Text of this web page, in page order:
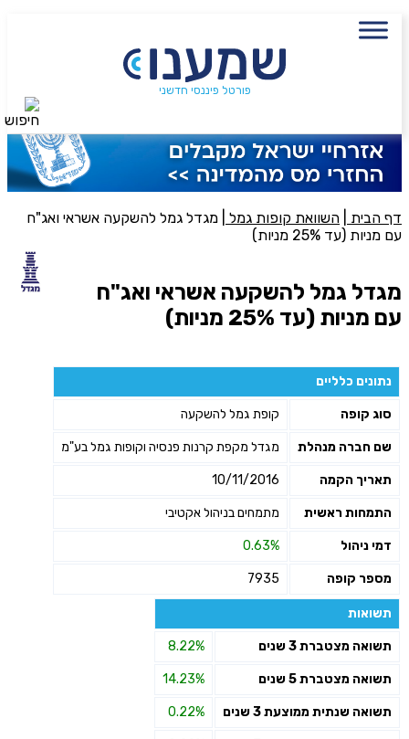
פורטל פיננסי חדשני
דף הבית השוואת קופות גמל
מגדל גמל להשקעה אשראי ואג"ח
עם מניות (עד 25% מניות)
מגדל גמל להשקעה אשראי ואג"ח
עם מניות (עד 25% מניות)
נתונים כלליים
סוג קופה קופת גמל להשקעה
שם חברה מנהלת מגדל מקפת קרנות פנסיה וקופות גמל בע"מ
תאריך הקמה 10/11/2016
התמחות ראשית מתמחים בניהול אקטיבי
דמי ניהול 0.63%
מספר קופה 7935
תשואות
תשואה מצטברת 3 שנים 8.22%
תשואה מצטברת 5 שנים 14.23%
תשואה שנתית ממוצעת 3 שנים 0.22%
פעולה נדרשת
היכן מנוהל החיסכון?
סכום חיסכון בקרן
מאשר כי פרטיי ישמשו לקבלת פניות והצעות שיווקיות למוצרים
פנסיוניים\ביטוח באמצעות טלפון, מייל או SMS מאיתנו או צד שלישי
שליחה
חיפוש